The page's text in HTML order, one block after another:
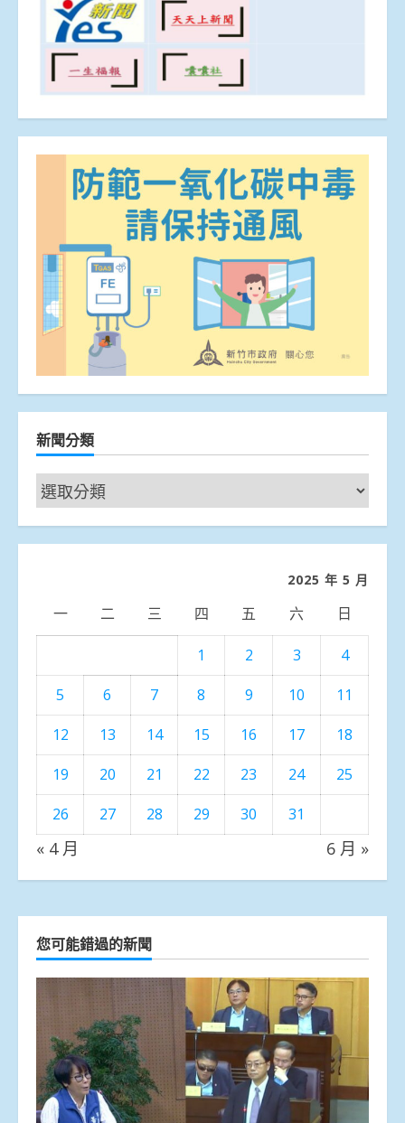
新聞分類
新
聞
分
2025 年 5 月
一 二 三 四 五 六 日
1 2 3
4
5
6 7 8 9 10
11
12
13 14 15 16 17
18
19
20 21 22 23 24
25
26
27 28 29 30 31
« 4 月 6 月 »
您可能錯過的新聞